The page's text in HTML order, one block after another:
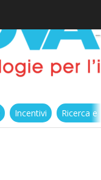
Incentivi Ricerca